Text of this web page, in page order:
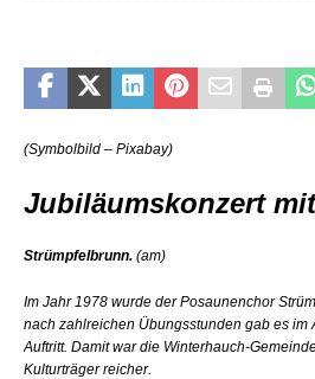
(Symbolbild – Pixabay)
Jubiläumskonzert
Strümpfelbrunn. (am)
Im Jahr 1978 wurde der Posaunenchor
nach zahlreichen Übungsstunden gab es im
Auftritt. Damit war die Winterhauch-
Kulturträger reicher.